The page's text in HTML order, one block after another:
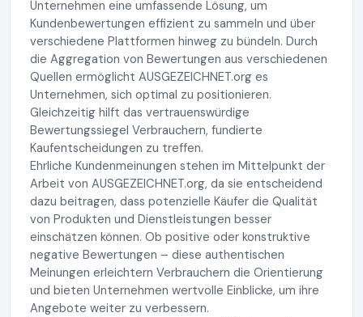
Unternehmen eine umfassende Lösung, um
Kundenbewertungen effizient zu sammeln und über
verschiedene Plattformen hinweg zu bündeln. Durch
die Aggregation von Bewertungen aus verschiedenen
Quellen ermöglicht AUSGEZEICHNET.org es
Unternehmen, sich optimal zu positionieren.
Gleichzeitig hilft das vertrauenswürdige
Bewertungssiegel Verbrauchern, fundierte
Kaufentscheidungen zu treffen.
Ehrliche Kundenmeinungen stehen im Mittelpunkt der
Arbeit von AUSGEZEICHNET.org, da sie entscheidend
dazu beitragen, dass potenzielle Käufer die Qualität
von Produkten und Dienstleistungen besser
einschätzen können. Ob positive oder konstruktive
negative Bewertungen – diese authentischen
Meinungen erleichtern Verbrauchern die Orientierung
und bieten Unternehmen wertvolle Einblicke, um ihre
Angebote weiter zu verbessern.